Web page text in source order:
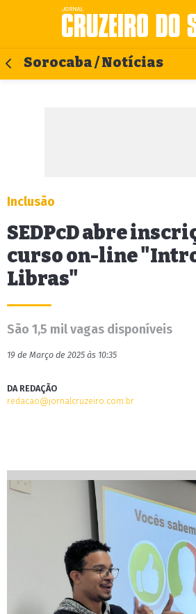
Sorocaba / Notícias
Inclusão
SEDPcD abre
curso on-line
Libras"
São 1,5 mil vagas disponíveis
19 de Março de 2025 às 10:35
DA REDAÇÃO
redacao@jornalcruzeiro.com.br